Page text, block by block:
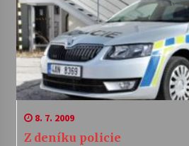
8. 7. 2009
Z deníku policie